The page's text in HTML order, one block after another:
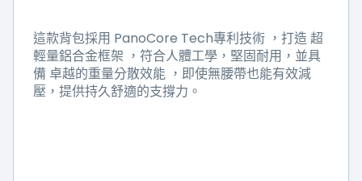
這款背包採用 PanoCore Tech專利技術 ，打造 超
輕量鋁合金框架
，符合人體工學，堅固耐用，並具
備 卓越的重量分散效能
，即使無腰帶也能有效減
壓，提供持久舒適的支撐力。